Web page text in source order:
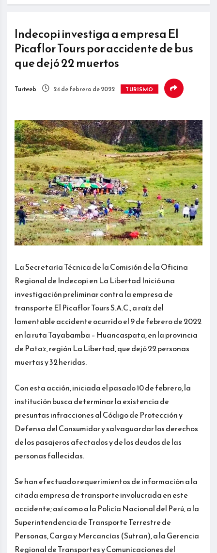
Indecopi investiga a empresa El
Picaflor Tours por accidente de bus
que dejó 22 muertos
Turiweb 24 de febrero de 2022 TURISMO
La Secretaría Técnica de la Comisión de la Oficina
Regional de Indecopi en La Libertad Inició una
investigación preliminar contra la empresa de
transporte El Picaflor Tours S.A.C., a raíz del
lamentable accidente ocurrido el 9 de febrero de 2022
en la ruta Tayabamba – Huancaspata, en la provincia
de Pataz, región La Libertad, que dejó 22 personas
muertas y 32 heridas.
Con esta acción, iniciada el pasado 10 de febrero, la
institución busca determinar la existencia de
presuntas infracciones al Código de Protección y
Defensa del Consumidor y salvaguardar los derechos
de los pasajeros afectados y de los deudos de las
personas fallecidas.
Se han efectuado requerimientos de información a la
citada empresa de transporte involucrada en este
accidente; así como a la Policía Nacional del Perú, a la
Superintendencia de Transporte Terrestre de
Personas, Carga y Mercancías (Sutran), a la Gerencia
Regional de Transportes y Comunicaciones del